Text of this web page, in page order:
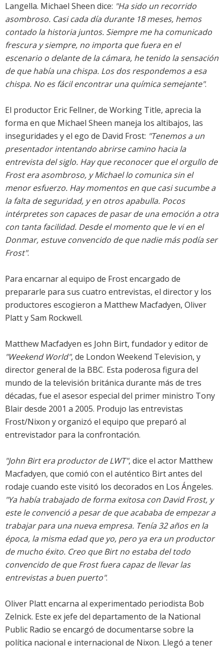
Langella. Michael Sheen dice: "Ha sido un recorrido
asombroso. Casi cada día durante 18 meses, hemos
contado la historia juntos. Siempre me ha comunicado
frescura y siempre, no importa que fuera en el
escenario o delante de la cámara, he tenido la sensación
de que había una chispa. Los dos respondemos a esa
chispa. No es fácil encontrar una química semejante".
El productor Eric Fellner, de Working Title, aprecia la
forma en que Michael Sheen maneja los altibajos, las
inseguridades y el ego de David Frost: "Tenemos a un
presentador intentando abrirse camino hacia la
entrevista del siglo. Hay que reconocer que el orgullo de
Frost era asombroso, y Michael lo comunica sin el
menor esfuerzo. Hay momentos en que casi sucumbe a
la falta de seguridad, y en otros apabulla. Pocos
intérpretes son capaces de pasar de una emoción a otra
con tanta facilidad. Desde el momento que le vi en el
Donmar, estuve convencido de que nadie más podía ser
Frost".
Para encarnar al equipo de Frost encargado de
prepararle para sus cuatro entrevistas, el director y los
productores escogieron a Matthew Macfadyen, Oliver
Platt y Sam Rockwell.
Matthew Macfadyen es John Birt, fundador y editor de
"Weekend World", de London Weekend Television, y
director general de la BBC. Esta poderosa figura del
mundo de la televisión británica durante más de tres
décadas, fue el asesor especial del primer ministro Tony
Blair desde 2001 a 2005. Produjo las entrevistas
Frost/Nixon y organizó el equipo que preparó al
entrevistador para la confrontación.
"John Birt era productor de LWT", dice el actor Matthew
Macfadyen, que comió con el auténtico Birt antes del
rodaje cuando este visitó los decorados en Los Ángeles.
"Ya había trabajado de forma exitosa con David Frost, y
este le convenció a pesar de que acababa de empezar a
trabajar para una nueva empresa. Tenía 32 años en la
época, la misma edad que yo, pero ya era un productor
de mucho éxito. Creo que Birt no estaba del todo
convencido de que Frost fuera capaz de llevar las
entrevistas a buen puerto".
Oliver Platt encarna al experimentado periodista Bob
Zelnick. Este ex jefe del departamento de la National
Public Radio se encargó de documentarse sobre la
política nacional e internacional de Nixon. Llegó a tener